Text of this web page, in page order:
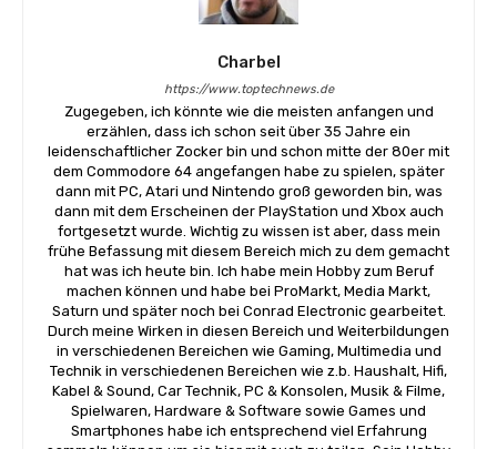
Charbel
https://www.toptechnews.de
Zugegeben, ich könnte wie die meisten anfangen und
erzählen, dass ich schon seit über 35 Jahre ein
leidenschaftlicher Zocker bin und schon mitte der 80er mit
dem Commodore 64 angefangen habe zu spielen, später
dann mit PC, Atari und Nintendo groß geworden bin, was
dann mit dem Erscheinen der PlayStation und Xbox auch
fortgesetzt wurde. Wichtig zu wissen ist aber, dass mein
frühe Befassung mit diesem Bereich mich zu dem gemacht
hat was ich heute bin. Ich habe mein Hobby zum Beruf
machen können und habe bei ProMarkt, Media Markt,
Saturn und später noch bei Conrad Electronic gearbeitet.
Durch meine Wirken in diesen Bereich und Weiterbildungen
in verschiedenen Bereichen wie Gaming, Multimedia und
Technik in verschiedenen Bereichen wie z.b. Haushalt, Hifi,
Kabel & Sound, Car Technik, PC & Konsolen, Musik & Filme,
Spielwaren, Hardware & Software sowie Games und
Smartphones habe ich entsprechend viel Erfahrung